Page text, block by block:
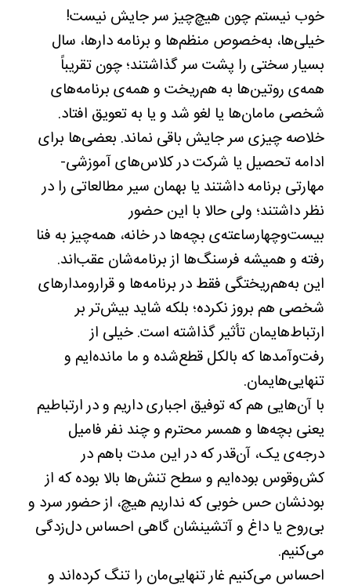
خوب نیستم چون هیچ‌چیز سر جایش نیست!
خیلی‌ها، به‌خصوص منظم‌ها و برنامه دارها، سال
بسیار سختی را پشت سر گذاشتند؛ چون تقریباً
همه‌ی روتین‌ها به هم‌ریخت و همه‌ی برنامه‌های
شخصی مامان‌ها یا لغو شد و یا به تعویق افتاد.
خلاصه چیزی سر جایش باقی نماند. بعضی‌ها برای
ادامه تحصیل یا شرکت در کلاس‌های آموزشی-
مهارتی برنامه داشتند یا بهمان سیر مطالعاتی را در
نظر داشتند؛ ولی حالا با این حضور
بیست‌وچهارساعته‌ی بچه‌ها در خانه، همه‌چیز به فنا
رفته و همیشه فرسنگ‌ها از برنامه‌شان عقب‌اند.
این به‌هم‌ریختگی فقط در برنامه‌ها و قرارومدارهای
شخصی هم بروز نکرده؛ بلکه شاید بیش‌تر بر
ارتباط‌هایمان تأثیر گذاشته است. خیلی از
رفت‌وآمدها که بالکل قطع‌شده و ما مانده‌ایم و
تنهایی‌هایمان.
با آن‌هایی هم که توفیق اجباری داریم و در ارتباطیم
یعنی بچه‌ها و همسر محترم و چند نفر فامیل
درجه‌ی یک، آن‌قدر که در این مدت باهم در
کش‌وقوس بوده‌ایم و سطح تنش‌ها بالا بوده که از
بودنشان حس خوبی که نداریم هیچ، از حضور سرد و
بی‌روح یا داغ و آتشینشان گاهی احساس دل‌زدگی
می‌کنیم.
احساس می‌کنیم غار تنهایی‌مان را تنگ کرده‌اند و